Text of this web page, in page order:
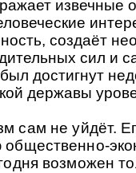
извечные
создаёт
сил и
достигнут
державы
сам не уйдёт.
общественно-
возможен